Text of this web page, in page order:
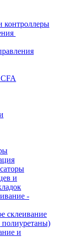
контроллеры
и
-
склеивание
и